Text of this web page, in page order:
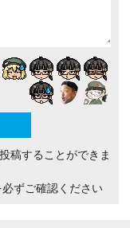
稿することができま
必ずご確認ください